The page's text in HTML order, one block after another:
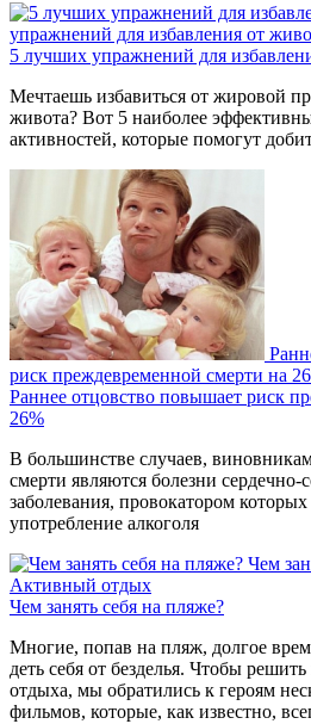
упражнений для избавления от
5 лучших упражнений для
Мечтаешь избавиться от жировой
живота? Вот 5 наиболее
активностей, которые помогут
риск преждевременной смерти на
Раннее отцовство повышает риск
26%
В большинстве случаев,
смерти являются болезни сердечно-
заболевания, провокатором которых
употребление алкоголя
Чем
Активный отдых
Чем занять себя на пляже?
Многие, попав на пляж, долгое
деть себя от безделья. Чтобы
отдыха, мы обратились к героям
фильмов, которые, как известно,